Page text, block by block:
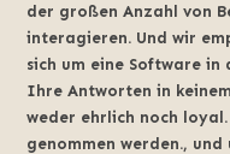
der großen Anzahl von
interagieren. Und wir
sich um eine Software in
Ihre Antworten in
weder ehrlich noch
genommen werden.,